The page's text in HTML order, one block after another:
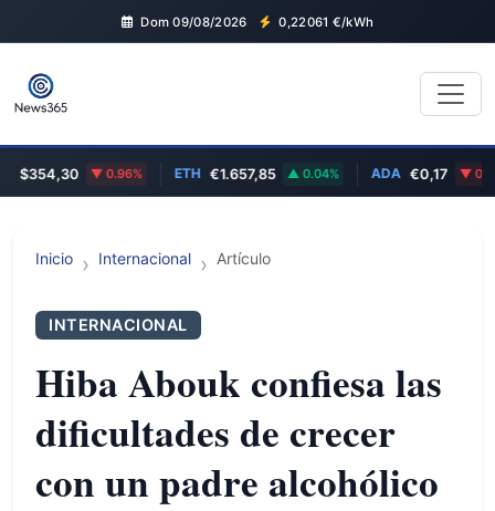
Dom 09/08/2026 0,22061 €/kWh
$354,30 0.96% ETH €1.657,85 0.04% ADA €0,17 0.69%
Inicio Internacional Artículo
INTERNACIONAL
Hiba Abouk confiesa las
dificultades de crecer
con un padre alcohólico